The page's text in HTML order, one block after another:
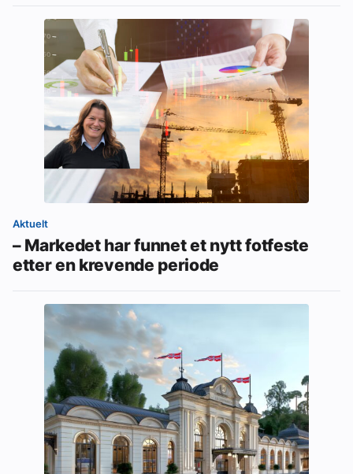
Aktuelt
– Markedet har funnet et nytt fotfeste
etter en krevende periode